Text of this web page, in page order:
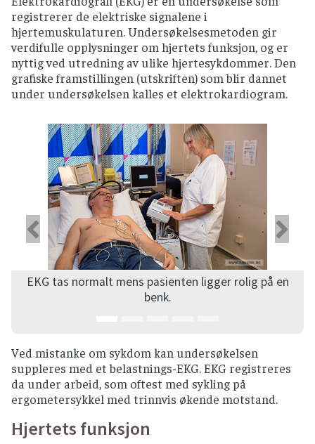
registrerer de elektriske signalene i
hjertemuskulaturen. Undersøkelsesmetoden gir
verdifulle opplysninger om hjertets funksjon, og er
nyttig ved utredning av ulike hjertesykdommer. Den
grafiske framstillingen (utskriften) som blir dannet
under undersøkelsen kalles et elektrokardiogram.
EKG tas normalt mens pasienten ligger rolig på en
benk.
Forrige
Ved mistanke om sykdom kan undersøkelsen
suppleres med et belastnings-EKG. EKG registreres
da under arbeid, som oftest med sykling på
ergometersykkel med trinnvis økende motstand.
Hjertets funksjon